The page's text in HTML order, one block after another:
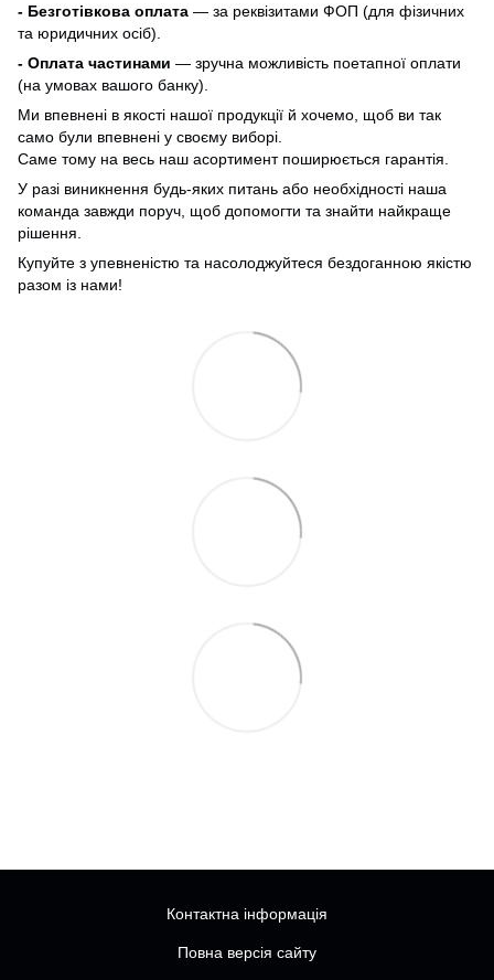
- Безготівкова оплата — за реквізитами ФОП (для фізичних
та юридичних осіб).
- Оплата частинами — зручна можливість поетапної оплати
(на умовах вашого банку).
Ми впевнені в якості нашої продукції й хочемо, щоб ви так
само були впевнені у своєму виборі.
Саме тому на весь наш асортимент поширюється гарантія.
У разі виникнення будь-яких питань або необхідності наша
команда завжди поруч, щоб допомогти та знайти найкраще
рішення.
Купуйте з упевненістю та насолоджуйтеся бездоганною якістю
разом із нами!
Контактна інформація
Повна версія сайту